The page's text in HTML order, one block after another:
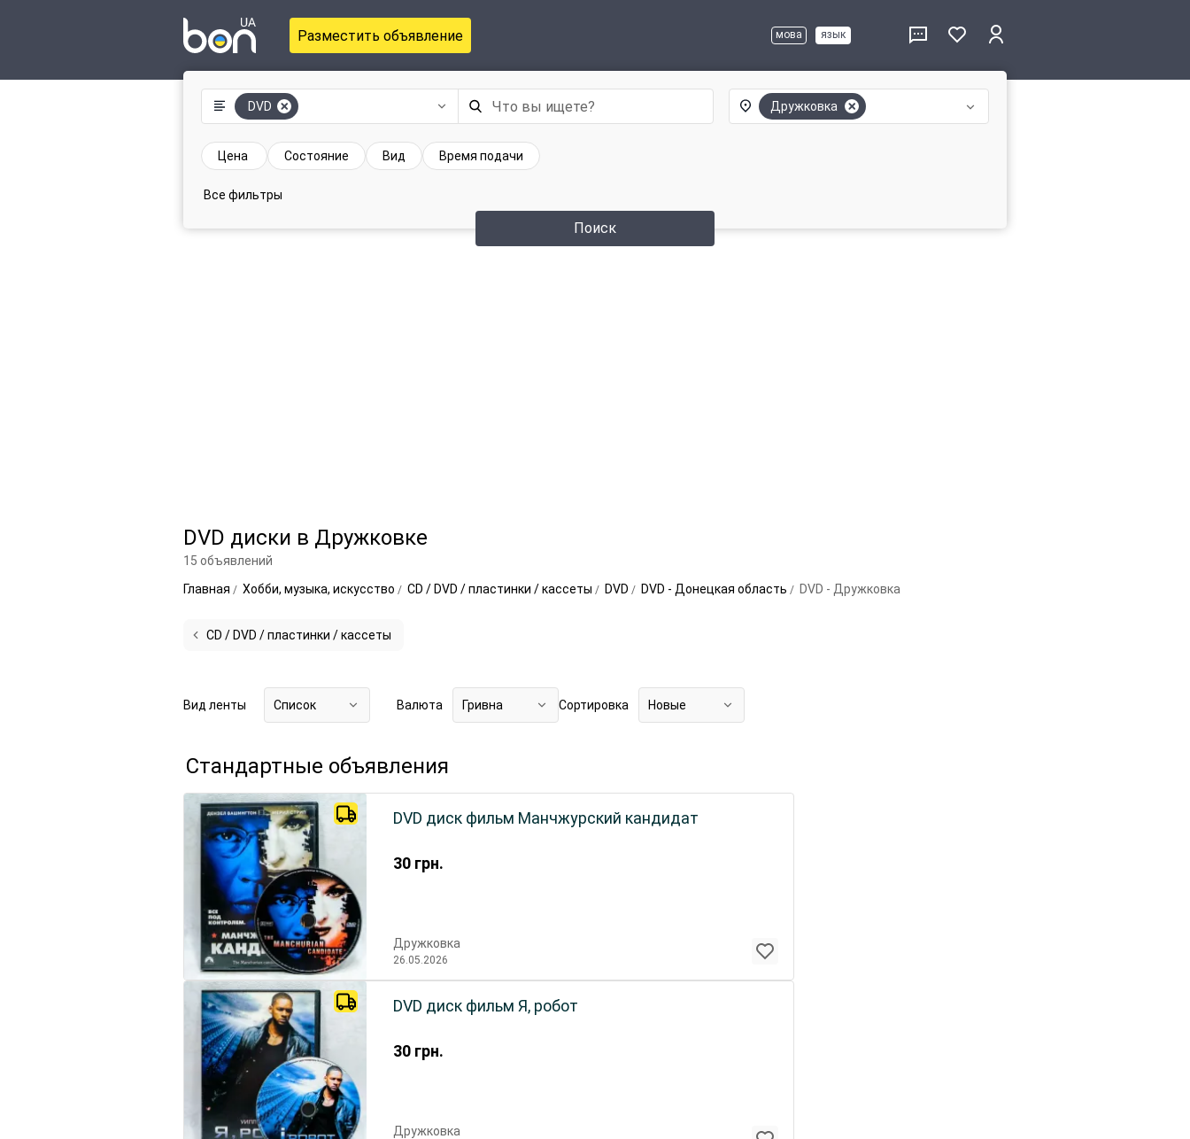
Разместить объявление мова язык
DVD Дружковка
Поиск
Цена Состояние Вид Время подачи
Все фильтры
DVD диски в Дружковке
15 объявлений
Главная
Хобби, музыка, искусство CD / DVD / пластинки / кассеты DVD DVD - Донецкая область DVD - Дружковка
CD / DVD / пластинки / кассеты
Вид ленты Список Валюта Гривна Сортировка Новые
Стандартные объявления
30 грн.
DVD диск фильм Манчжурский кандидат
Дружковка
26.05.2026
30 грн.
DVD диск фильм Я, робот
Дружковка